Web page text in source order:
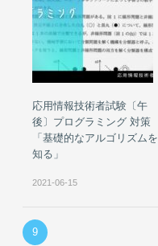
応用情報技術者試験〔午
後〕プログラミング 対策
「基礎的なアルゴリズムを
知る」
2021-06-15
9